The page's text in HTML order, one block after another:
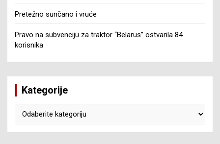
Pretežno sunčano i vruće
Pravo na subvenciju za traktor “Belarus” ostvarila 84
korisnika
Kategorije